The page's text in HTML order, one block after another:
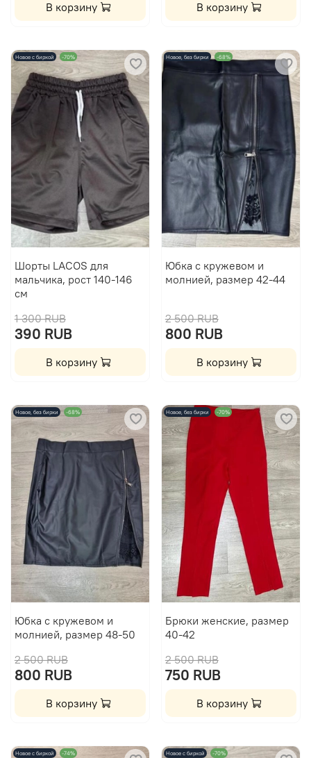
В корзину В корзину
Новое с биркой -70%
Шорты LACOS для
мальчика, рост 140-146
см
1 300 RUB
390 RUB
В корзину
Новое, без бирки -68%
Юбка с кружевом и
молнией, размер 42-44
2 500 RUB
800 RUB
В корзину
Новое, без бирки -68%
Юбка с кружевом и
молнией, размер 48-50
2 500 RUB
800 RUB
В корзину
Новое, без бирки -70%
Брюки женские, размер
40-42
2 500 RUB
750 RUB
В корзину
Новое с биркой -74% Новое с биркой -70%